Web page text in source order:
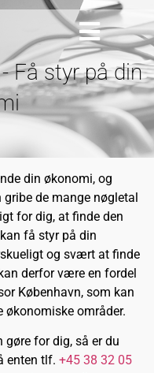
Få styr på din
din økonomi, og
de mange nøgletal
for dig, at finde den
få styr på din
og svært at finde
derfor være en fordel
København, som kan
økonomiske områder.
gøre for dig, så er du
enten tlf. +45 38 32 05